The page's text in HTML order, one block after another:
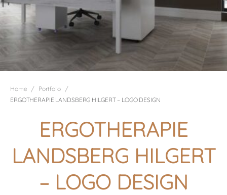
Home / Portfolio /
ERGOTHERAPIE LANDSBERG HILGERT – LOGO DESIGN
ERGOTHERAPIE
LANDSBERG HILGERT
– LOGO DESIGN